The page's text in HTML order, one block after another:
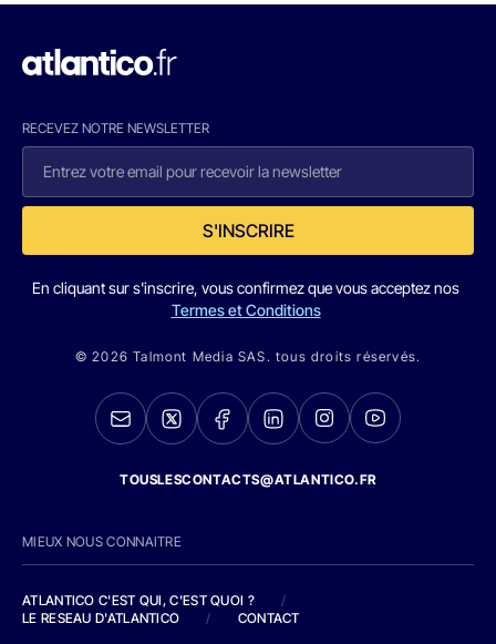
RECEVEZ NOTRE NEWSLETTER
S'INSCRIRE
En cliquant sur s'inscrire, vous confirmez que vous acceptez nos
Termes et Conditions
© 2026 Talmont Media SAS. tous droits réservés.
TOUSLESCONTACTS@ATLANTICO.FR
MIEUX NOUS CONNAITRE
ATLANTICO C'EST QUI, C'EST QUOI ?
/
LE RESEAU D'ATLANTICO
/ CONTACT